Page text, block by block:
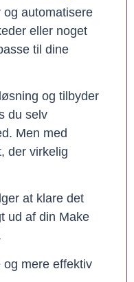
automatisere
eller noget
til dine
og tilbyder
du selv
Men med
der virkelig
at klare det
ud af din Make
mere effektiv